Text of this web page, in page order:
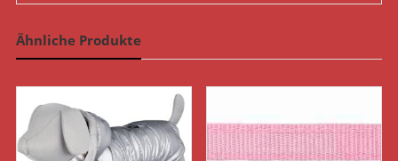
Ähnliche Produkte